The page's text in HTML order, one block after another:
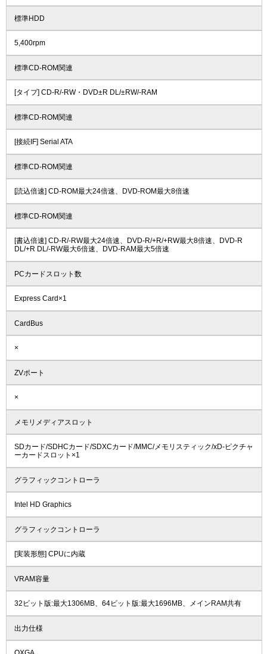
標準HDD
5,400rpm
標準CD-ROM関連
[タイプ] CD-R/-RW・DVD±R DL/±RW/-RAM
標準CD-ROM関連
[接続IF] Serial ATA
標準CD-ROM関連
[読込倍速] CD-ROM最大24倍速、DVD-ROM最大8倍速
標準CD-ROM関連
[書込倍速] CD-R/-RW最大24倍速、DVD-R/+R/+RW最大8倍速、DVD-R
DL/+R DL/-RW最大6倍速、DVD-RAM最大5倍速
PCカードスロット数
Express Card×1
CardBus
×
ZVポート
×
メモリメディアスロット
SDカード/SDHCカード/SDXCカード/MMC/メモリスティック/xD-ピクチャ
ーカードスロット×1
グラフィックコントローラ
Intel HD Graphics
グラフィックコントローラ
[実装形態] CPUに内蔵
VRAM容量
32ビット版:最大1306MB、64ビット版:最大1696MB、メインRAM共有
出力仕様